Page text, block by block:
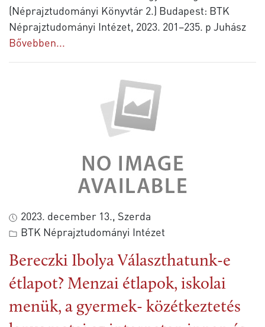
(Néprajztudományi Könyvtár 2.) Budapest: BTK
Néprajztudományi Intézet, 2023. 201–235. p Juhász
Bővebben...
2023. december 13., Szerda
BTK Néprajztudományi Intézet
Bereczki Ibolya Választhatunk-e
étlapot? Menzai étlapok, iskolai
menük, a gyermek- közétkeztetés